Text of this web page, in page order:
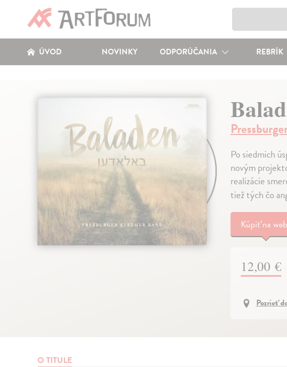
ÚVOD NOVINKY ODPORÚČANIA REBRÍK
Po siedmich
novým
realizácie
tiež tých čo
Kúpiťna
12,00 €
Pozrieť
O TITULE